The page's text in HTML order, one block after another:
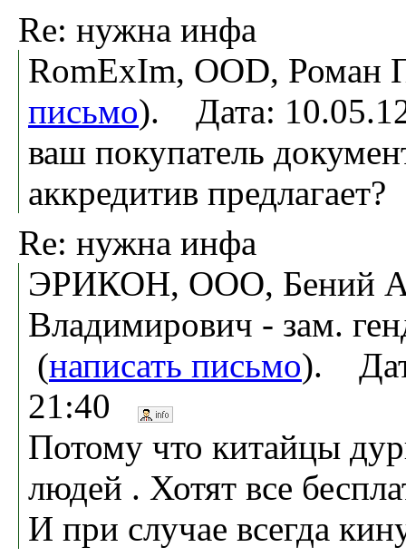
Re: нужна инфа
RomExIm, OOD, Роман
письмо). Дата:
ваш покупатель
аккредитив предлагает?
Re: нужна инфа
ЭРИКОН, ООО, Бений
Владимирович - зам.
(написать письмо).
21:40
Потому что китайцы
людей . Хотят все
И при случае всегда